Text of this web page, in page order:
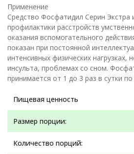
Применение
Средство Фосфатидил Серин Экстра
профилактики расстройств
оказания вспомогательного
показан при постоянной
интенсивных физических нагрузках,
инсульта, проблемах со сном.
принимается от 1 до 3 раз в сутки
Пищевая ценность
Размер порции:
Количество порций: